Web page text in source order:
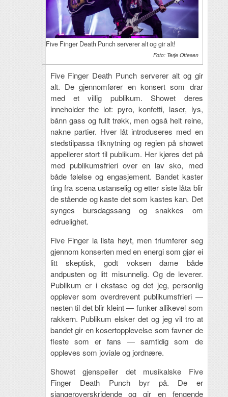
Five Finger Death Punch serverer alt og gir alt!
Foto: Terje Ottesen
Five Finger Death Punch serverer alt og gir
alt. De gjennomfører en konsert som drar
med et villig publikum. Showet deres
inneholder the lot: pyro, konfetti, laser, lys,
bånn gass og fullt trøkk, men også helt reine,
nakne partier. Hver låt introduseres med en
stedstilpassa tilknytning og regien på showet
appellerer stort til publikum. Her kjøres det på
med publikumsfrieri over en lav sko, med
både følelse og engasjement. Bandet kaster
ting fra scena ustanselig og etter siste låta blir
de stående og kaste det som kastes kan. Det
synges bursdagssang og snakkes om
edruelighet.
Five Finger la lista høyt, men triumferer seg
gjennom konserten med en energi som gjør ei
litt skeptisk, godt voksen dame både
andpusten og litt misunnelig. Og de leverer.
Publikum er i ekstase og det jeg, personlig
opplever som overdrevent publikumsfrieri —
nesten til det blir kleint — funker allikevel som
rakkern. Publikum elsker det og jeg vil tro at
bandet gir en kosertopplevelse som favner de
fleste som er fans — samtidig som de
oppleves som joviale og jordnære.
Showet gjenspeiler det musikalske Five
Finger Death Punch byr på. De er
sjangeroverskridende og gir en fengende